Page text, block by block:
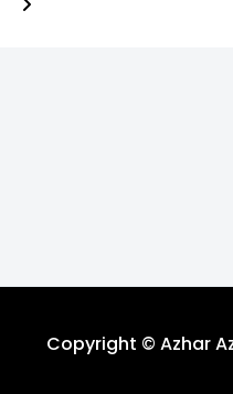
Copyright © Azhar